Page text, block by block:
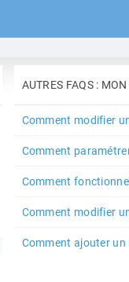
AUTRES FAQS :
Comment modifier
Comment
Comment ajouter un